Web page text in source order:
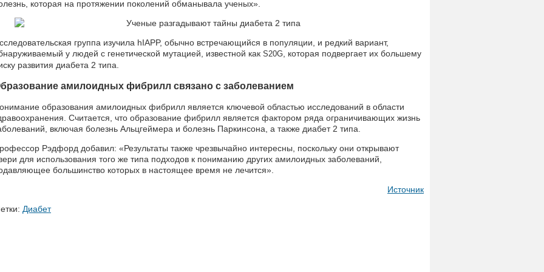
которая на протяжении поколений обманывала ученых».
группа изучила hIAPP, обычно встречающийся в популяции, и редкий вариант,
у людей с генетической мутацией, известной как S20G , которая подвергает их большему
развития диабета 2 типа.
амилоидных фибрилл связано с заболеванием
образования амилоидных фибрилл является ключевой областью исследований в области
Считается, что образование фибрилл является фактором ряда ограничивающих жизнь
включая болезнь Альцгеймера и болезнь Паркинсона, а также диабет 2 типа.
Рэдфорд добавил: «Результаты также чрезвычайно интересны, поскольку они открывают
для использования того же типа подходов к пониманию других амилоидных заболеваний,
большинство которых в настоящее время не лечится».
Источник
Диабет